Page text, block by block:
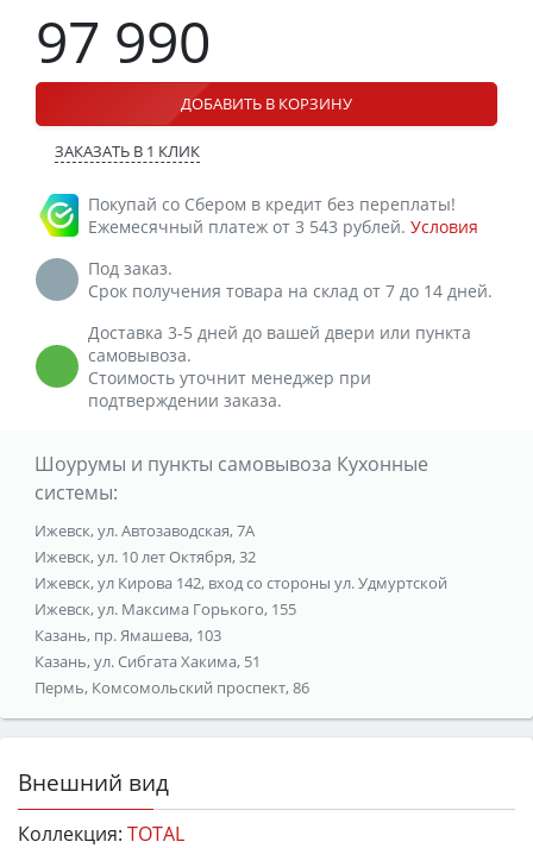
97 990
ДОБАВИТЬ В КОРЗИНУ
ЗАКАЗАТЬ В 1 КЛИК
Покупай со Сбером в кредит без переплаты!
Ежемесячный платеж от 3 543 рублей. Условия
Под заказ.
Срок получения товара на склад от 7 до 14 дней.
Доставка 3-5 дней до вашей двери или пункта
самовывоза.
Стоимость уточнит менеджер при
подтверждении заказа.
Шоурумы и пункты самовывоза Кухонные
системы:
Ижевск, ул. Автозаводская, 7А
Ижевск, ул. 10 лет Октября, 32
Ижевск, ул Кирова 142, вход со стороны ул. Удмуртской
Ижевск, ул. Максима Горького, 155
Казань, пр. Ямашева, 103
Казань, ул. Сибгата Хакима, 51
Пермь, Комсомольский проспект, 86
Внешний вид
Коллекция: TOTAL